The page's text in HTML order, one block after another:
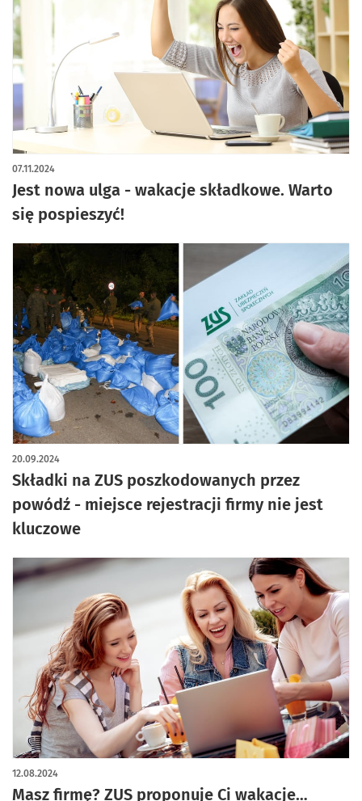
Jest nowa ulga - wakacje składkowe. Warto
się pospieszyć!
07.11.2024
Składki na ZUS poszkodowanych przez
powódź - miejsce rejestracji firmy nie jest
kluczowe
20.09.2024
Masz firmę? ZUS proponuje Ci wakacje…
12.08.2024